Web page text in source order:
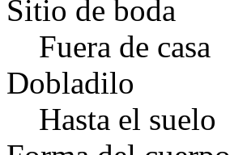
Sitio de boda
Fuera de casa
Dobladilo
Hasta el suelo